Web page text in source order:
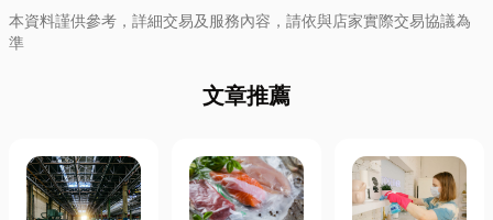
本資料謹供參考，詳細交易及服務內容，請依與店家實際交易協議為
準
文章推薦